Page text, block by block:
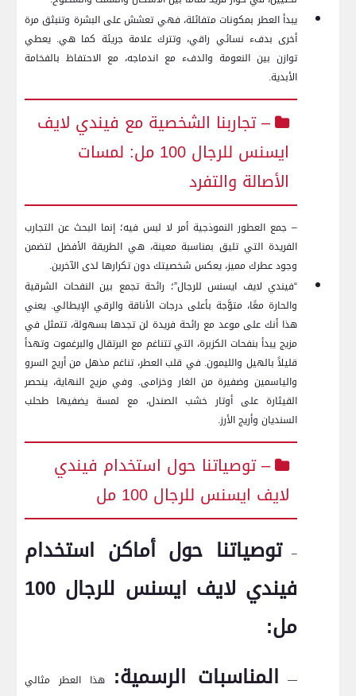
يبدأ العطر بمكونات متفائلة، فهي تعشش على البشرة وتنبثق مرة
أخرى بدفء نسائي راقي، وتترك علامة جريئة كما هي. يعطي
توازن بين النعومة والدفء مع اندماجه، مع الاحتفاظ بالفخامة
الأبدية.
– تجاربنا الشخصية مع فيندي لايف
ايسنس للرجال 100 مل: لمسات
الأصالة والتفرد
– جمع العطور النموذجية أمر لا لبس فيه؛ إنما البحث عن التجارب
الفريدة التي تليق بمناسبة معينة، هي الطريقة الأفضل لتضمن
وجود عطرك مميز، يعكس شخصيتك دون تكرارها لدى الآخرين.
“فيندي لايف ايسنس للرجال”؛ رائحة تجمع بين النفحات الشرقية
والحارة معًا، متوَّجة بأعلى درجات الأناقة والرقي الإيطالي. يعني
هذا أنك على موعد مع رائحة فريدة لن تجدها بسهولة، تتمثل في
مزيج يبدأ بنفحات الكزبرة، التي تتناغم مع البرتقال والبرغموت وتهدأ
قليلاً بالهيل والليمون. في قلب العطر، تناغم مذهل من أريج السرو
والياسمين وضفيرة من الغار وخزامى. وفي مزيج النهاية، ينحصر
القيثارة على أوتار خشب الصندل، مع لمسة يضفيها طحلب
السنديان وأريج الأرز.
– توصياتنا حول استخدام فيندي
لايف ايسنس للرجال 100 مل
– توصياتنا حول أماكن استخدام
فيندي لايف ايسنس للرجال 100
مل:
— المناسبات الرسمية: هذا العطر مثالي